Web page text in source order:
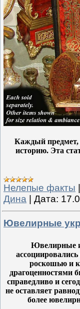
Каждый предмет,
историю. Эта
Нелепые факты |
Дина | Дата:
Ювелирные
Ювелирные
роскошью и
драгоценностями
справедливо и
не оставляет
более